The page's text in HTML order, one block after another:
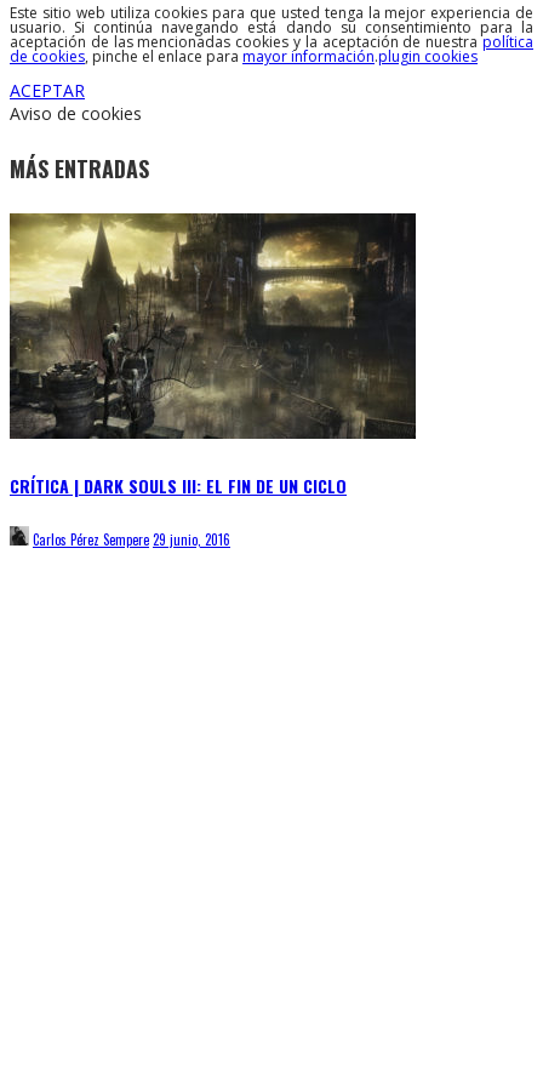
Este sitio web utiliza cookies para que usted tenga la mejor experiencia de
usuario. Si continúa navegando está dando su consentimiento para la
aceptación de las mencionadas cookies y la aceptación de nuestrapolítica
de cookies, pinche el enlace para mayor información.plugin cookies
ACEPTAR
Aviso de cookies
MÁS ENTRADAS
CRÍTICA | DARK SOULS III: EL FIN DE UN CICLO
Carlos Pérez Sempere29 junio, 2016